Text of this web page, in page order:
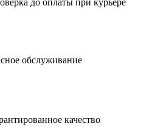
обслуживание
качество